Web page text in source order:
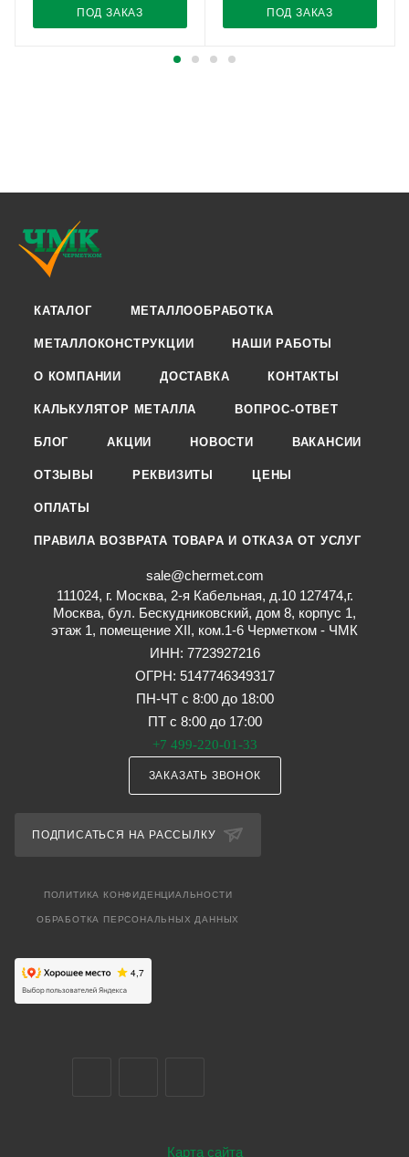
ПОД ЗАКАЗ ПОД ЗАКАЗ
КАТАЛОГ МЕТАЛЛООБРАБОТКА
МЕТАЛЛОКОНСТРУКЦИИ НАШИ РАБОТЫ
О КОМПАНИИ ДОСТАВКА КОНТАКТЫ
КАЛЬКУЛЯТОР МЕТАЛЛА ВОПРОС-ОТВЕТ
БЛОГ АКЦИИ НОВОСТИ ВАКАНСИИ
ОТЗЫВЫ РЕКВИЗИТЫ ЦЕНЫ
ОПЛАТЫ
ПРАВИЛА ВОЗВРАТА ТОВАРА И ОТКАЗА ОТ УСЛУГ
sale@chermet.com
111024, г. Москва, 2-я Кабельная, д.10 127474,г.
Москва, бул. Бескудниковский, дом 8, корпус 1,
этаж 1, помещение XII, ком.1-6 Черметком - ЧМК
ИНН: 7723927216
ОГРН: 5147746349317
ПН-ЧТ с 8:00 до 18:00
ПТ с 8:00 до 17:00
+7 499-220-01-33
ЗАКАЗАТЬ ЗВОНОК
ПОДПИСАТЬСЯ НА РАССЫЛКУ
ПОЛИТИКА КОНФИДЕНЦИАЛЬНОСТИ
ОБРАБОТКА ПЕРСОНАЛЬНЫХ ДАННЫХ
Карта сайта